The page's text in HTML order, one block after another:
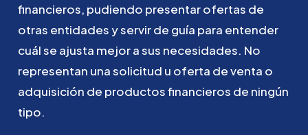
financieros, pudiendo presentarofertas de
otras entidadesyservirde guía para entender
cuálse ajusta mejorasus necesidades. No
representan unasolicitud u oferta deventa o
adquisición de productosfinancieros de ningún
tipo.